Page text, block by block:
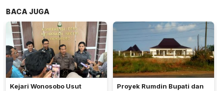
BACA JUGA
Kejari Wonosobo Usut
Proyek Rumdin Bupati dan